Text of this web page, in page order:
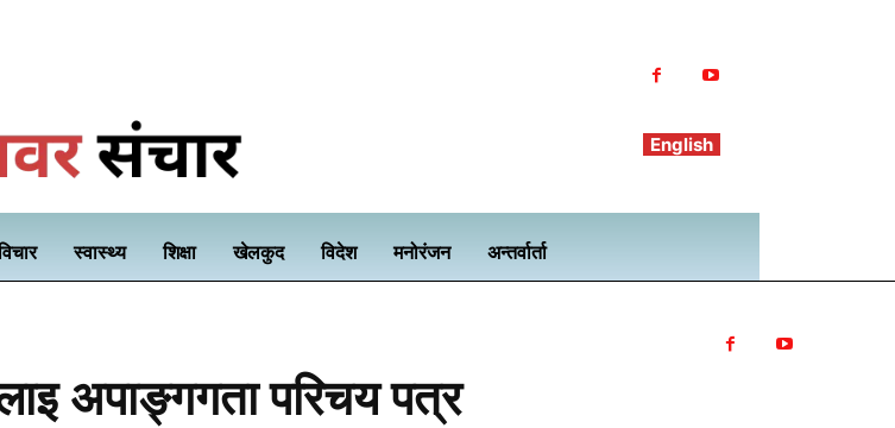
English
स्वास्थ्य शिक्षा खेलकुद विदेश मनोरंजन अन्तर्वार्ता
अपाङ्गगता परिचय पत्र